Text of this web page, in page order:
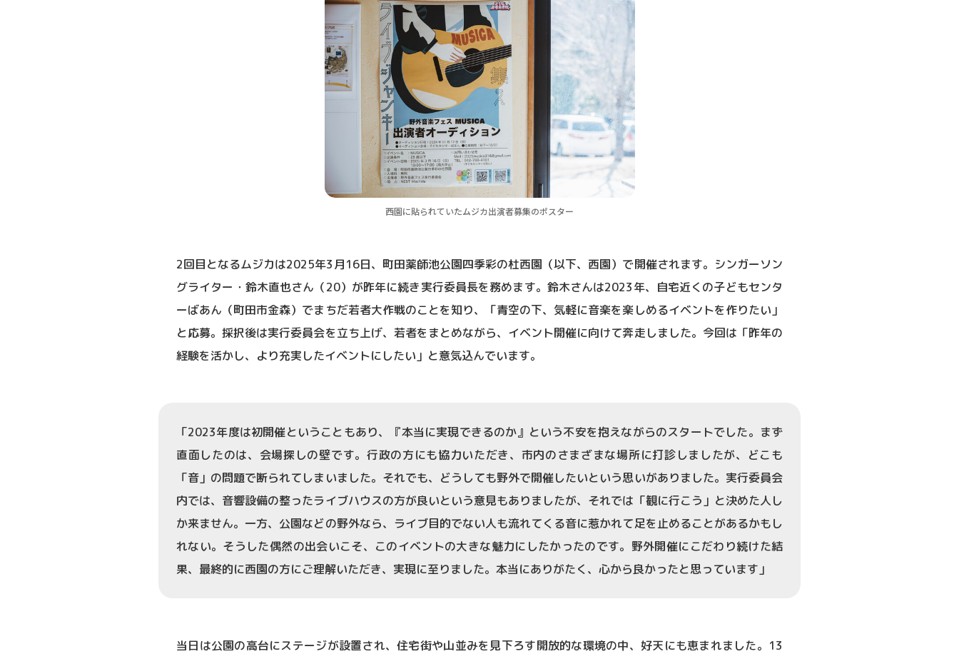
西園に貼られていたムジカ出演者募集のポスター
2回目となるムジカは2025年3月16日、町田薬師池公園四季彩の杜西園（以下、西園）で開催されます。シンガーソン
グライター・鈴木直也さん（20）が昨年に続き実行委員長を務めます。鈴木さんは2023年、自宅近くの子どもセンタ
ーばあん（町田市金森）でまちだ若者大作戦のことを知り、「青空の下、気軽に音楽を楽しめるイベントを作りたい」
と応募。採択後は実行委員会を立ち上げ、若者をまとめながら、イベント開催に向けて奔走しました。今回は「昨年の
経験を活かし、より充実したイベントにしたい」と意気込んでいます。
「2023年度は初開催ということもあり、『本当に実現できるのか』という不安を抱えながらのスタートでした。まず
直面したのは、会場探しの壁です。行政の方にも協力いただき、市内のさまざまな場所に打診しましたが、どこも
「音」の問題で断られてしまいました。それでも、どうしても野外で開催したいという思いがありました。実行委員会
内では、音響設備の整ったライブハウスの方が良いという意見もありましたが、それでは「観に行こう」と決めた人し
か来ません。一方、公園などの野外なら、ライブ目的でない人も流れてくる音に惹かれて足を止めることがあるかもし
れない。そうした偶然の出会いこそ、このイベントの大きな魅力にしたかったのです。野外開催にこだわり続けた結
果、最終的に西園の方にご理解いただき、実現に至りました。本当にありがたく、心から良かったと思っています」
当日は公園の高台にステージが設置され、住宅街や山並みを見下ろす開放的な環境の中、好天にも恵まれました。13